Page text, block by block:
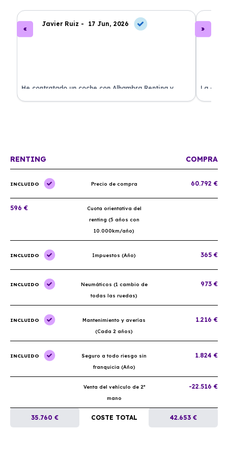
Javier Ruiz - 17 Jun, 2026
He contratado un coche con Alhambra Renting y
estoy impresionado. Todo ha sido transparente y sin
La
RENTING COMPRA
INCLUIDO Precio de compra 60.792 €
596 €
Cuota orientativa del
renting (5 años con
10.000km/año)
INCLUIDO Impuestos (Año) 365 €
INCLUIDO
Neumáticos (1 cambio de
todas las ruedas)
973 €
INCLUIDO
Mantenimiento y averías
(Cada 2 años)
1.216 €
INCLUIDO
Seguro a todo riesgo sin
franquicia (Año)
1.824 €
Venta del vehículo de 2ª
mano
-22.516 €
35.760 € COSTE TOTAL 42.653 €